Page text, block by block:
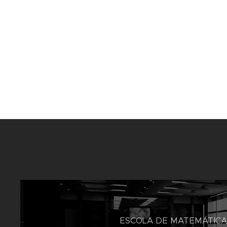
ESCOLA DE MATEMÁTICA